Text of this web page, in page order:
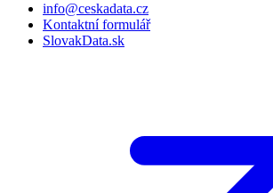
info@ceskadata.cz
Kontaktní formulář
SlovakData.sk